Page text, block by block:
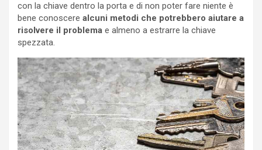
con la chiave dentro la porta e di non poter fare niente è
bene conoscere alcuni metodi che potrebbero aiutare a
risolvere il problema e almeno a estrarre la chiave
spezzata.